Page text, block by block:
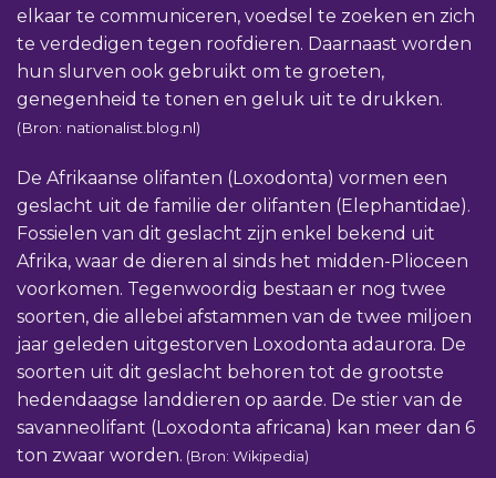
elkaar te communiceren, voedsel te zoeken en zich
te verdedigen tegen roofdieren. Daarnaast worden
hun slurven ook gebruikt om te groeten,
genegenheid te tonen en geluk uit te drukken.
(Bron: nationalist.blog.nl)
De Afrikaanse olifanten (Loxodonta) vormen een
geslacht uit de familie der olifanten (Elephantidae).
Fossielen van dit geslacht zijn enkel bekend uit
Afrika, waar de dieren al sinds het midden-Plioceen
voorkomen. Tegenwoordig bestaan er nog twee
soorten, die allebei afstammen van de twee miljoen
jaar geleden uitgestorven Loxodonta adaurora. De
soorten uit dit geslacht behoren tot de grootste
hedendaagse landdieren op aarde. De stier van de
savanneolifant (Loxodonta africana) kan meer dan 6
ton zwaar worden. (Bron: Wikipedia)